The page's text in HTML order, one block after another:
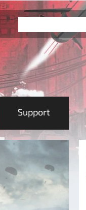
Support